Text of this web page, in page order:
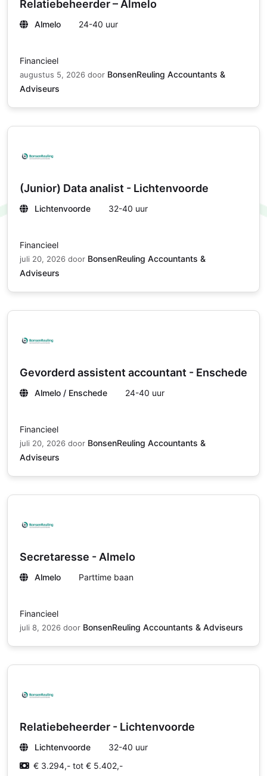
Relatiebeheerder – Almelo
Almelo 24-40 uur
Financieel
augustus 5, 2026 door BonsenReuling Accountants &
Adviseurs
(Junior) Data analist - Lichtenvoorde
Lichtenvoorde 32-40 uur
Financieel
juli 20, 2026 door BonsenReuling Accountants &
Adviseurs
Gevorderd assistent accountant - Enschede
Almelo / Enschede 24-40 uur
Financieel
juli 20, 2026 door BonsenReuling Accountants &
Adviseurs
Secretaresse - Almelo
Almelo Parttime baan
Financieel
juli 8, 2026 door BonsenReuling Accountants & Adviseurs
Relatiebeheerder - Lichtenvoorde
Lichtenvoorde
32-40 uur
€ 3.294,- tot € 5.402,-